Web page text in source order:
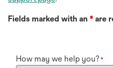
Fields marked with an * are
How may we help you? *